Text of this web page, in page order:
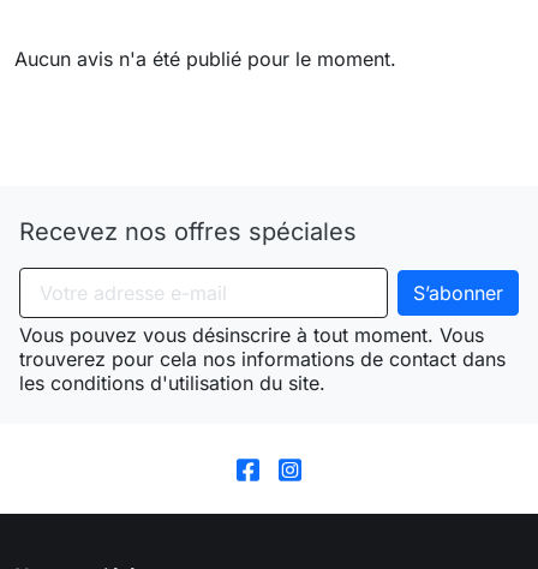
Aucun avis n'a été publié pour le moment.
Recevez nos offres spéciales
Vous pouvez vous désinscrire à tout moment. Vous
trouverez pour cela nos informations de contact dans
les conditions d'utilisation du site.